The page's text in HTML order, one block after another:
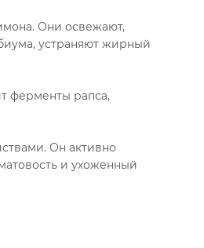
Они освежают,
устраняют жирный
ферменты рапса,
Он активно
и ухоженный